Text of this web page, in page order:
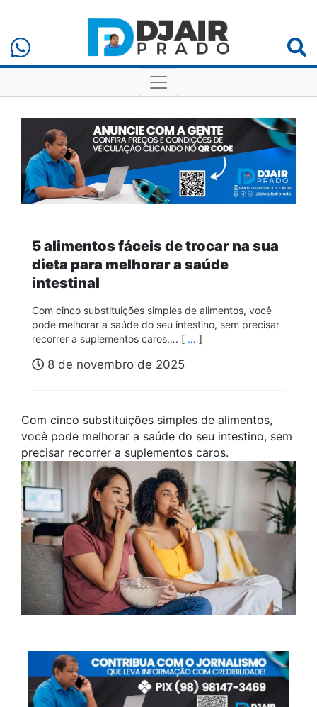
5 alimentos fáceis de trocar na sua
dieta para melhorar a saúde
intestinal
Com cinco substituições simples de alimentos, você
pode melhorar a saúde do seu intestino, sem precisar
recorrer a suplementos caros…. [ … ]
8 de novembro de 2025
Com cinco substituições simples de alimentos,
você pode melhorar a saúde do seu intestino, sem
precisar recorrer a suplementos caros.